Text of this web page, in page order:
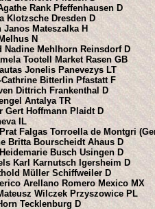
Rank Pfeffenhausen D
Klotzsche Dresden D
Mateszalka H
N
Nadine Mehlhorn Reinsdorf D
Tootell Market Rasen GB
Jonelis Panevezys LT
Bitterlin Pfastatt F
Dittrich Frankenthal D
Antalya TR
Gert Hoffmann Plaidt D
IL
Falgas Torroella de Montgri
Britta Bourscheidt Ahaus D
Busch Usingen D
Karl Karnutsch Igersheim D
Müller Schiffweiler D
Arellano Romero Mexico MX
Wilczek Przyszowice PL
Tecklenburg D